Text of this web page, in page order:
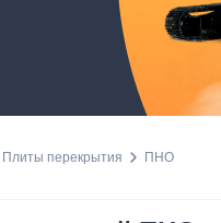
Плиты перекрытия ПНО